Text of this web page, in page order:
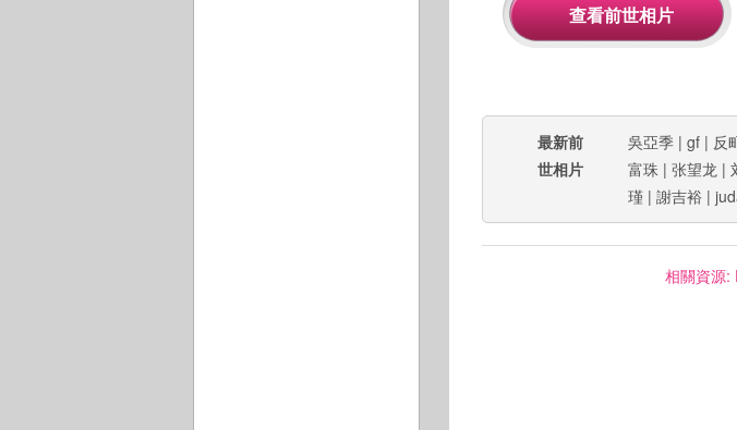
最新前
世相片
吳亞季 | gf | 反
富珠 | 张望龙 |
瑾 | 謝吉裕 |
相關資源: